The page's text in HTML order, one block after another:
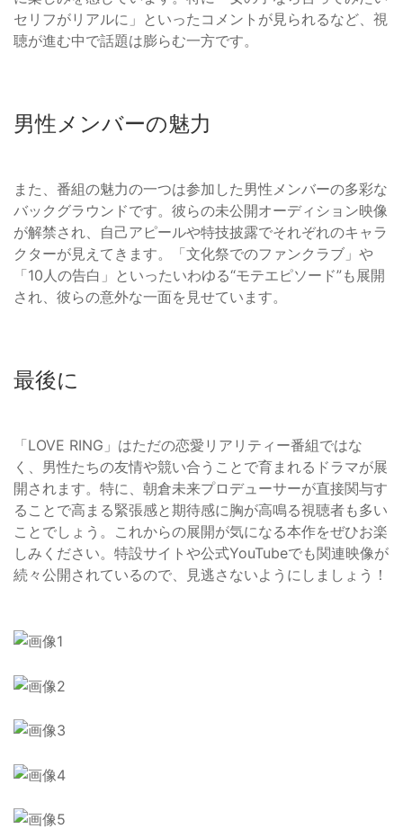
セリフがリアルに」といったコメントが見られるなど、視
聴が進む中で話題は膨らむ一方です。
男性メンバーの魅力
また、番組の魅力の一つは参加した男性メンバーの多彩な
バックグラウンドです。彼らの未公開オーディション映像
が解禁され、自己アピールや特技披露でそれぞれのキャラ
クターが見えてきます。「文化祭でのファンクラブ」や
「10人の告白」といったいわゆる“モテエピソード”も展開
され、彼らの意外な一面を見せています。
最後に
「LOVE RING」はただの恋愛リアリティー番組ではな
く、男性たちの友情や競い合うことで育まれるドラマが展
開されます。特に、朝倉未来プロデューサーが直接関与す
ることで高まる緊張感と期待感に胸が高鳴る視聴者も多い
ことでしょう。これからの展開が気になる本作をぜひお楽
しみください。特設サイトや公式YouTubeでも関連映像が
続々公開されているので、見逃さないようにしましょう！